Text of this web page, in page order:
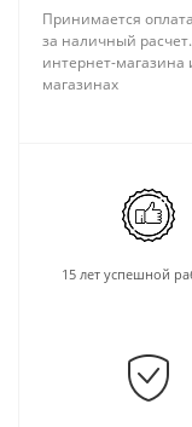
Принимается
за наличный
интернет-магазина
магазинах
15 лет успешной